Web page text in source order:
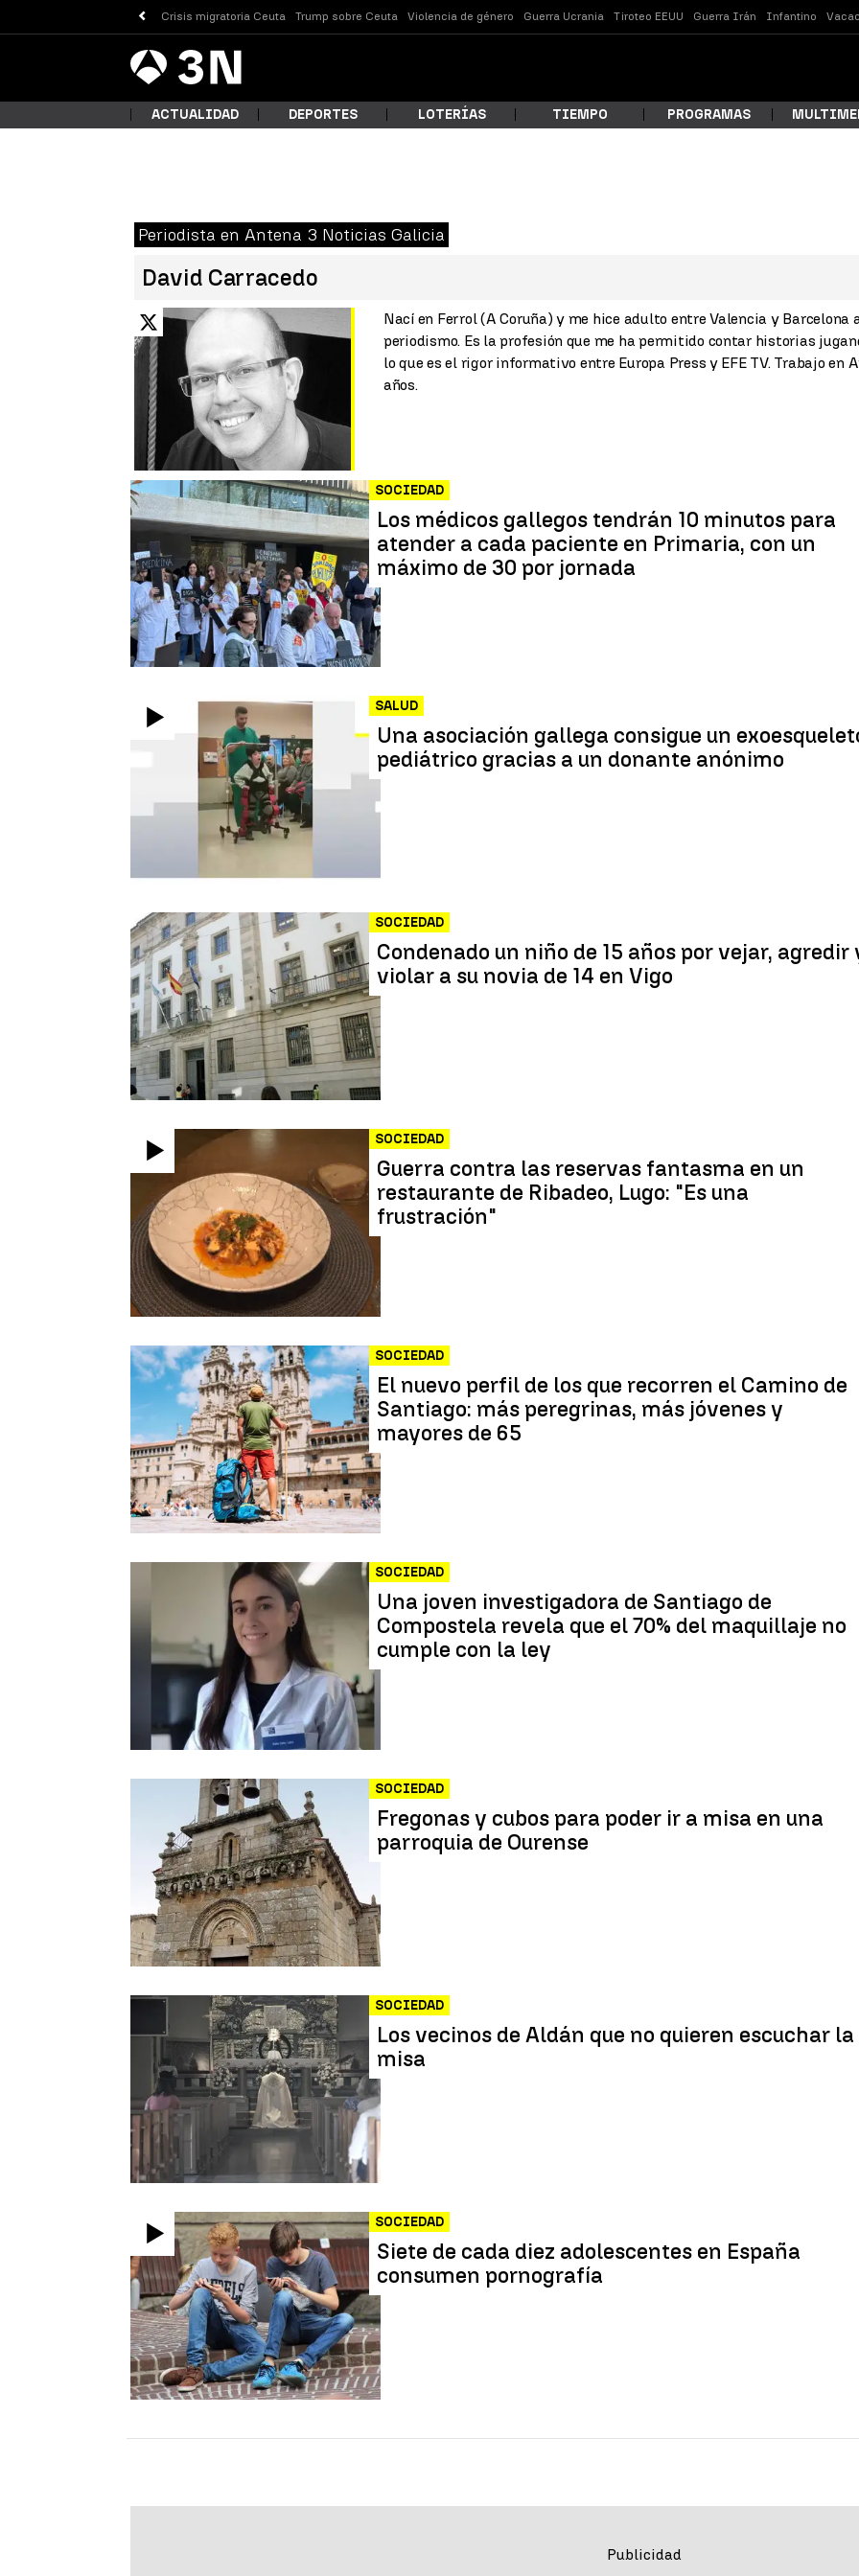
Crisis migratoria Ceuta Trump sobre Ceuta Violencia de género Guerra Ucrania Tiroteo EEUU Guerra Irán Infantino
Antena
3 Noticias
¿Qué estás buscando?
ACTUALIDAD DEPORTES LOTERÍAS TIEMPO PROGRAMAS
Periodista en Antena 3 Noticias Galicia
David Carracedo
Nací en Ferrol (A Coruña) y me hice adulto entre Valencia y
periodismo. Es la profesión que me ha permitido contar historias
lo que es el rigor informativo entre Europa Press y EFE TV. Trabajo en
años.
X
SOCIEDAD
Los médicos gallegos tendrán 10 minutos para
atender a cada paciente en Primaria, con un
máximo de 30 por jornada
SALUD
Una asociación gallega consigue un
pediátrico gracias a un donante anónimo
SOCIEDAD
Condenado un niño de 15 años por vejar, agredir
violar a su novia de 14 en Vigo
SOCIEDAD
Guerra contra las reservas fantasma en un
restaurante de Ribadeo, Lugo: "Es una
frustración"
SOCIEDAD
El nuevo perfil de los que recorren el Camino de
Santiago: más peregrinas, más jóvenes y
mayores de 65
SOCIEDAD
Una joven investigadora de Santiago de
Compostela revela que el 70% del maquillaje no
cumple con la ley
SOCIEDAD
Fregonas y cubos para poder ir a misa en una
parroquia de Ourense
SOCIEDAD
Los vecinos de Aldán que no quieren escuchar la
misa
SOCIEDAD
Siete de cada diez adolescentes en España
consumen pornografía